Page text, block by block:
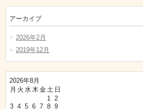
アーカイブ
2026年2月
2019年12月
2026年8月
月 火 水 木 金 土 日
1
2
3 4 5 6 7 8 9